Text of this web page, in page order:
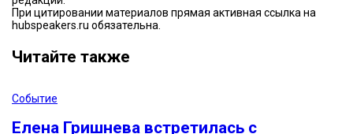
При цитировании материалов прямая активная ссылка на
hubspeakers.ru обязательна.
Читайте также
Событие
Елена Гришнева встретилась с